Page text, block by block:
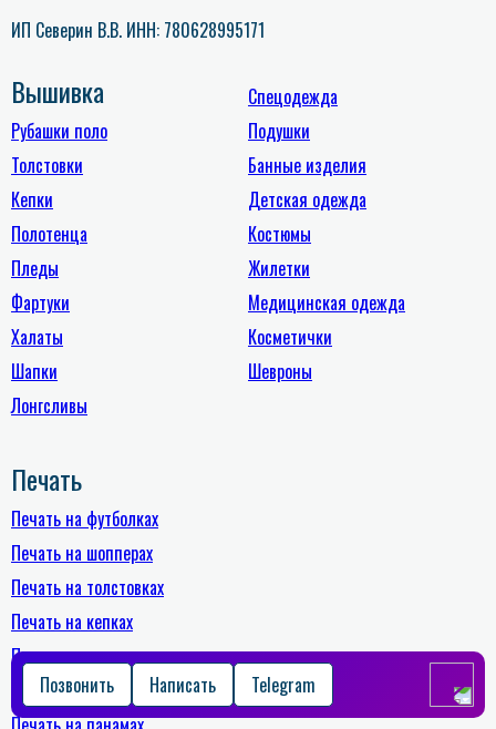
ИП Северин В.В. ИНН: 780628995171
Вышивка
Рубашки поло
Толстовки
Кепки
Полотенца
Пледы
Фартуки
Халаты
Шапки
Лонгсливы
Спецодежда
Подушки
Банные изделия
Детская одежда
Костюмы
Жилетки
Медицинская одежда
Косметички
Шевроны
Печать
Печать на футболках
Печать на шопперах
Печать на толстовках
Печать на кепках
Печать на носках
Печать на банданах
Позвонить Написать Telegram